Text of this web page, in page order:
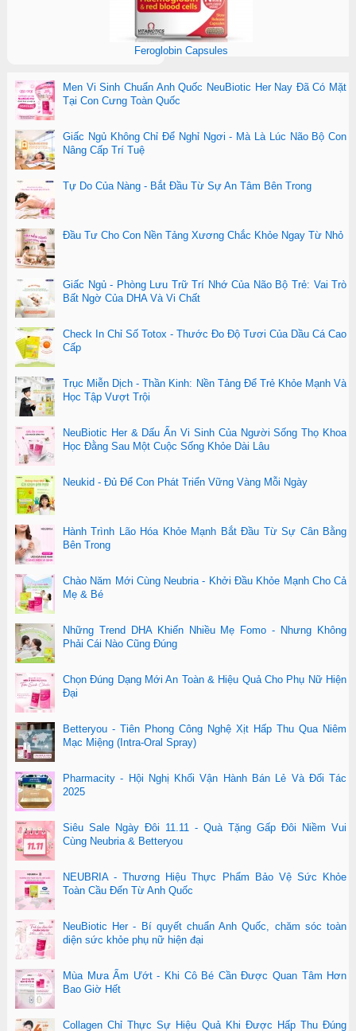
Feroglobin Capsules
Men Vi Sinh Chuẩn Anh Quốc NeuBiotic Her Nay Đã Có Mặt
Tại Con Cưng Toàn Quốc
Giấc Ngủ Không Chỉ Để Nghỉ Ngơi - Mà Là Lúc Não Bộ Con
Nâng Cấp Trí Tuệ
Tự Do Của Nàng - Bắt Đầu Từ Sự An Tâm Bên Trong
Đầu Tư Cho Con Nền Tảng Xương Chắc Khỏe Ngay Từ Nhỏ
Giấc Ngủ - Phòng Lưu Trữ Trí Nhớ Của Não Bộ Trẻ: Vai Trò
Bất Ngờ Của DHA Và Vi Chất
Check In Chỉ Số Totox - Thước Đo Độ Tươi Của Dầu Cá Cao
Cấp
Trục Miễn Dịch - Thần Kinh: Nền Tảng Để Trẻ Khỏe Mạnh Và
Học Tập Vượt Trội
NeuBiotic Her & Dấu Ấn Vi Sinh Của Người Sống Thọ Khoa
Học Đằng Sau Một Cuộc Sống Khỏe Dài Lâu
Neukid - Đủ Để Con Phát Triển Vững Vàng Mỗi Ngày
Hành Trình Lão Hóa Khỏe Mạnh Bắt Đầu Từ Sự Cân Bằng
Bên Trong
Chào Năm Mới Cùng Neubria - Khởi Đầu Khỏe Mạnh Cho Cả
Mẹ & Bé
Những Trend DHA Khiến Nhiều Mẹ Fomo - Nhưng Không
Phải Cái Nào Cũng Đúng
Chọn Đúng Dạng Mới An Toàn & Hiệu Quả Cho Phụ Nữ Hiện
Đại
Betteryou - Tiên Phong Công Nghệ Xịt Hấp Thu Qua Niêm
Mạc Miệng (Intra-Oral Spray)
Pharmacity - Hội Nghị Khối Vận Hành Bán Lẻ Và Đối Tác
2025
Siêu Sale Ngày Đôi 11.11 - Quà Tặng Gấp Đôi Niềm Vui
Cùng Neubria & Betteryou
NEUBRIA - Thương Hiệu Thực Phẩm Bảo Vệ Sức Khỏe
Toàn Cầu Đến Từ Anh Quốc
NeuBiotic Her - Bí quyết chuẩn Anh Quốc, chăm sóc toàn
diện sức khỏe phụ nữ hiện đại
Mùa Mưa Ẩm Ướt - Khi Cô Bé Cần Được Quan Tâm Hơn
Bao Giờ Hết
Collagen Chỉ Thực Sự Hiệu Quả Khi Được Hấp Thu Đúng